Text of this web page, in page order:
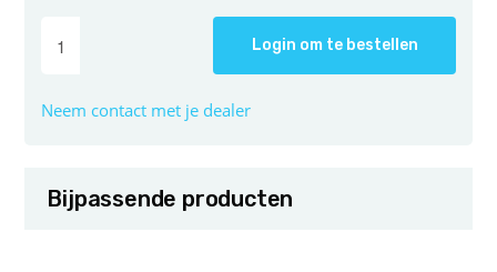
Login om te bestellen
Neem contact met je dealer
Bijpassende producten